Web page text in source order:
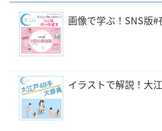
画像で学ぶ！SNS版#
イラストで解説！大